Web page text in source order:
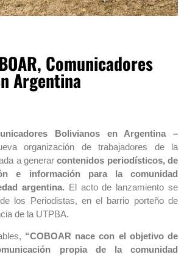
Comunicadores
Argentina
Bolivianos en Argentina –
organización de trabajadores de la
a generarcontenidos periodísticos, de
e información para la comunidad
argentina. El acto de lanzamiento se
los Periodistas, en el barrio porteño de
de la UTPBA.
“COBOAR nace con el objetivo de
propia de la comunidad